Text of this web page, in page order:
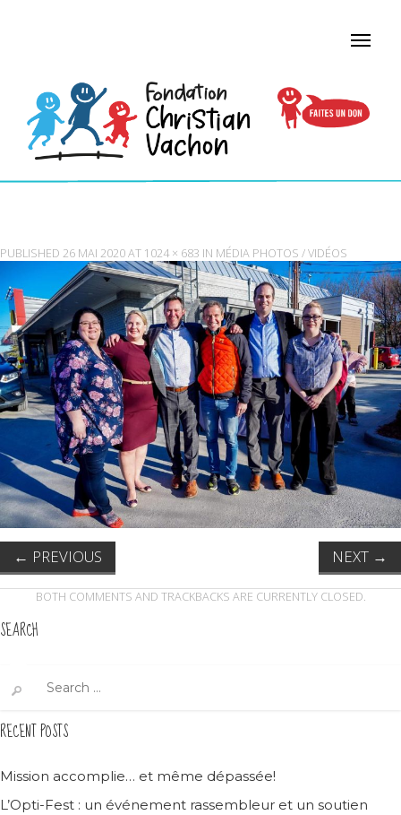
PUBLISHED 26 MAI 2020AT 1024 × 683 IN MÉDIA PHOTOS / VIDÉOS
← PREVIOUS NEXT →
BOTH COMMENTS AND TRACKBACKS ARE CURRENTLY CLOSED.
SEARCH
for:
RECENT POSTS
Mission accomplie… et même dépassée!
L’Opti-Fest : un événement rassembleur et un soutien